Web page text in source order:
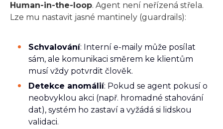
Human-in-the-loop. Agent není neřízená střela.
Lze mu nastavit jasné mantinely (guardrails):
Schvalování: Interní e-maily může posílat
sám, ale komunikaci směrem ke klientům
musí vždy potvrdit člověk.
Detekce anomálií: Pokud se agent pokusí o
neobvyklou akci (např. hromadné stahování
dat), systém ho zastaví a vyžádá si lidskou
validaci.